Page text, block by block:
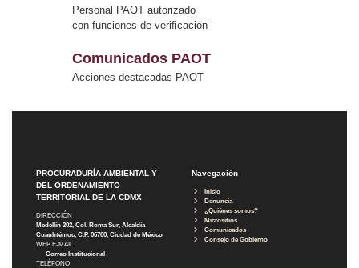
Personal PAOT autorizado
con funciones de verificación
Comunicados PAOT
Acciones destacadas PAOT
PROCURADURÍA AMBIENTAL Y
DEL ORDENAMIENTO
TERRITORIAL DE LA CDMX
DIRECCIÓN
Medellín 202, Col. Roma Sur, Alcaldía
Cuauhtémoc, C.P. 06700, Ciudad de México
WEB E-MAIL
Correo Institucional
TELÉFONO
Navegación
Inicio
Denuncia
¿Quiénes somos?
Micrositios
Comunicados
Consejo de Gobierno